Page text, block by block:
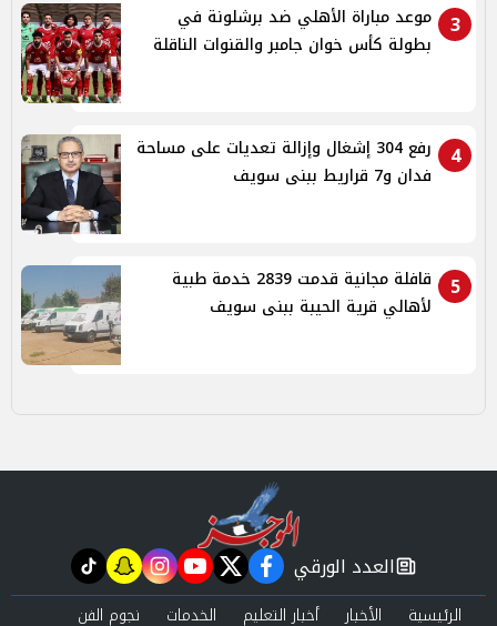
3
موعد مباراة الأهلي ضد برشلونة في
بطولة كأس خوان جامبر والقنوات الناقلة
4
رفع 304 إشغال وإزالة تعديات على مساحة
فدان و7 قراريط ببنى سويف
5
قافلة مجانية قدمت 2839 خدمة طبية
لأهالي قرية الحيبة ببنى سويف
newspaper
العدد الورقي facebook
twitter
youtube
instagram
snapchat
tiktok
الرئيسية الأخبار أخبار التعليم الخدمات نجوم الفن